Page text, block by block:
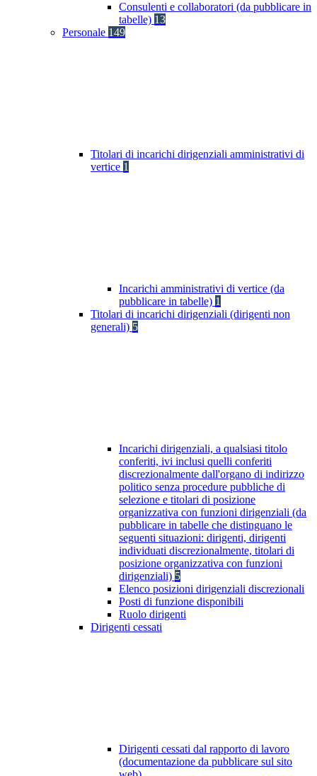
Consulenti e collaboratori (da pubblicare in
tabelle) 13
Personale 149
Titolari di incarichi dirigenziali amministrativi di
vertice 1
Incarichi amministrativi di vertice (da
pubblicare in tabelle) 1
Titolari di incarichi dirigenziali (dirigenti non
generali) 5
Incarichi dirigenziali, a qualsiasi titolo
conferiti, ivi inclusi quelli conferiti
discrezionalmente dall'organo di indirizzo
politico senza procedure pubbliche di
selezione e titolari di posizione
organizzativa con funzioni dirigenziali (da
pubblicare in tabelle che distinguano le
seguenti situazioni: dirigenti, dirigenti
individuati discrezionalmente, titolari di
posizione organizzativa con funzioni
dirigenziali) 5
Elenco posizioni dirigenziali discrezionali
Posti di funzione disponibili
Ruolo dirigenti
Dirigenti cessati
Dirigenti cessati dal rapporto di lavoro
(documentazione da pubblicare sul sito